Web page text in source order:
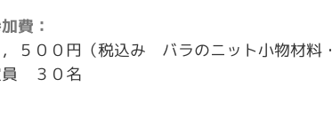
費：
，５００円（税込み バラのニット小物材料
員 ３０名